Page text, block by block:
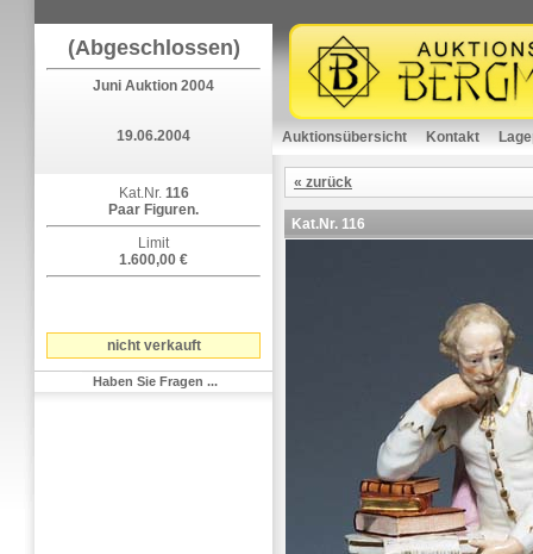
(Abgeschlossen)
Juni Auktion 2004
19.06.2004
Kat.Nr. 116
Paar Figuren.
Limit
1.600,00 €
nicht verkauft
Haben Sie Fragen ...
Auktionsübersicht Kontakt
« zurück
Kat.Nr. 116